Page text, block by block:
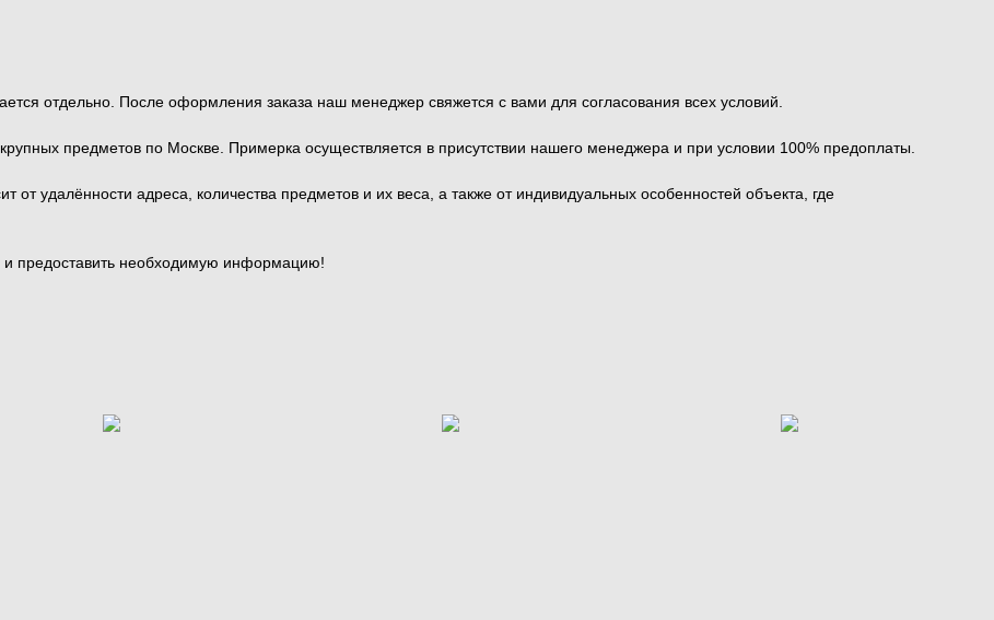
отдельно. После оформления заказа наш менеджер свяжется с вами для согласования всех условий.
предметов по Москве. Примерка осуществляется в присутствии нашего менеджера и при условии 100% предоплаты.
от удалённости адреса, количества предметов и их веса, а также от индивидуальных особенностей объекта, где
предоставить необходимую информацию!